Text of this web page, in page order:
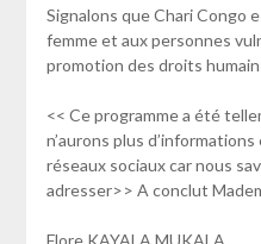
Signalons que Chari Congo
femme et aux personnes
promotion des droits
<< Ce programme a été
n’aurons plus
réseaux sociaux car nous
adresser>> A conclut